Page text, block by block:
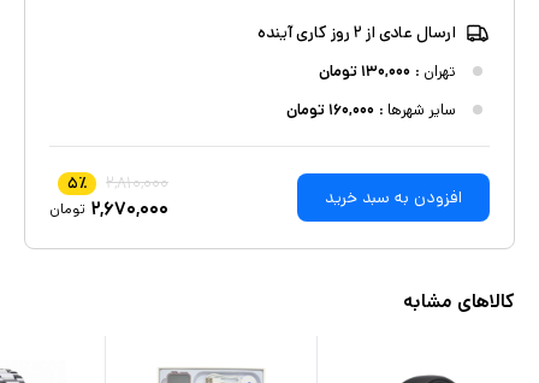
ارسال عادی از ۲ روز کاری آینده
تهران : ۱۳۰,۰۰۰تومان
سایر شهرها : ۱۶۰,۰۰۰تومان
افزودن به سبد خرید
۲,۸۱۰,۰۰۰ ۵٪
۲,۶۷۰,۰۰۰ تومان
کالاهای مشابه